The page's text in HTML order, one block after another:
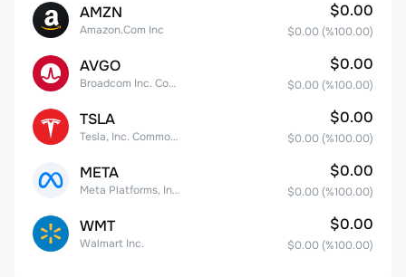
AMZN
Amazon.Com Inc
$0.00
$0.00 (%100.00)
AVGO
Broadcom Inc. Common Stock
$0.00
$0.00 (%100.00)
TSLA
Tesla, Inc. Common Stock
$0.00
$0.00 (%100.00)
META
Meta Platforms, Inc. Class A Common Stock
$0.00
$0.00 (%100.00)
WMT
Walmart Inc.
$0.00
$0.00 (%100.00)